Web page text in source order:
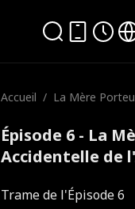
Accueil / La Mère
Épisode 6 - La
Accidentelle de
Trame de l'Épisode 6